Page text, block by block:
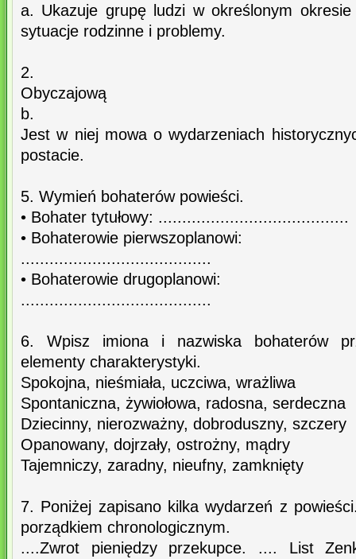
a. Ukazuje grupę ludzi w określonym
sytuacje rodzinne i problemy.
2.
Obyczajową
b.
Jest w niej mowa o wydarzeniach
postacie.
5. Wymień bohaterów powieści.
• Bohater tytułowy: ........................................
• Bohaterowie pierwszoplanowi:
........................................
• Bohaterowie drugoplanowi:
........................................
6. Wpisz imiona i nazwiska bohaterów
elementy charakterystyki.
Spokojna, nieśmiała, uczciwa, wrażliwa
Spontaniczna, żywiołowa, radosna, serdeczna
Dziecinny, nierozważny, dobroduszny, szczery
Opanowany, dojrzały, ostrożny, mądry
Tajemniczy, zaradny, nieufny, zamknięty
7. Poniżej zapisano kilka wydarzeń z
porządkiem chronologicznym.
....Zwrot pieniędzy przekupce. .... List